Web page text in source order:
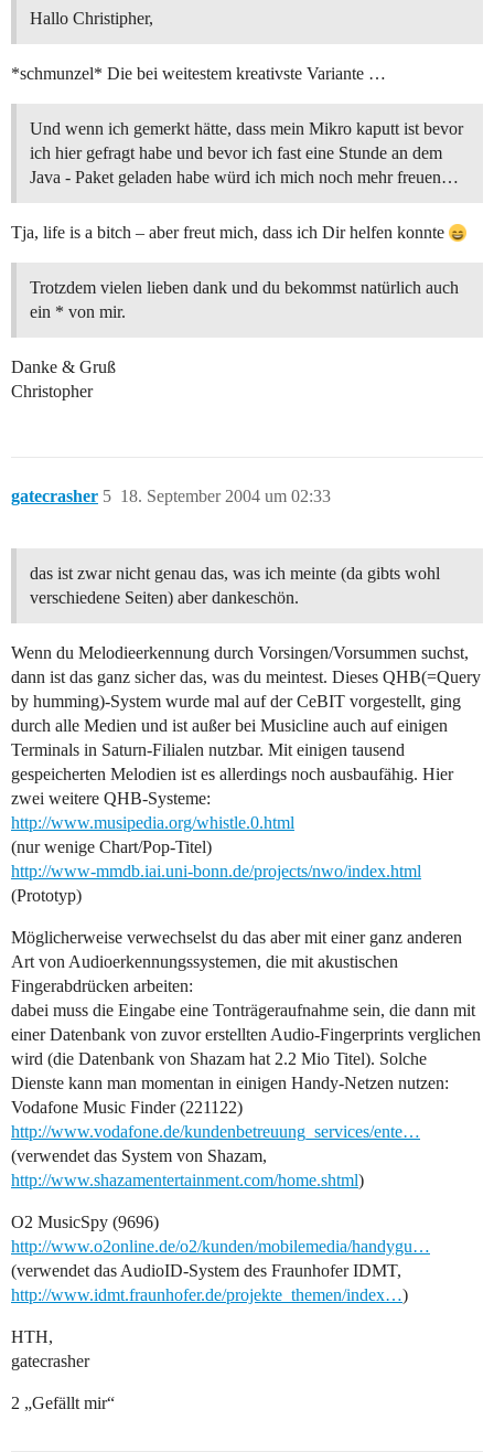
Hallo Christipher,
*schmunzel* Die bei weitestem kreativste Variante …
Und wenn ich gemerkt hätte, dass mein Mikro kaputt ist bevor
ich hier gefragt habe und bevor ich fast eine Stunde an dem
Java - Paket geladen habe würd ich mich noch mehr freuen…
Tja, life is a bitch – aber freut mich, dass ich Dir helfen konnte
Trotzdem vielen lieben dank und du bekommst natürlich auch
ein * von mir.
Danke & Gruß
Christopher
gatecrasher 18. September 2004 um 02:33
5
das ist zwar nicht genau das, was ich meinte (da gibts wohl
verschiedene Seiten) aber dankeschön.
Wenn du Melodieerkennung durch Vorsingen/Vorsummen suchst,
dann ist das ganz sicher das, was du meintest. Dieses QHB(=Query
by humming)-System wurde mal auf der CeBIT vorgestellt, ging
durch alle Medien und ist außer bei Musicline auch auf einigen
Terminals in Saturn-Filialen nutzbar. Mit einigen tausend
gespeicherten Melodien ist es allerdings noch ausbaufähig. Hier
zwei weitere QHB-Systeme:
http://www.musipedia.org/whistle.0.html
(nur wenige Chart/Pop-Titel)
http://www-mmdb.iai.uni-bonn.de/projects/nwo/index.html
(Prototyp)
Möglicherweise verwechselst du das aber mit einer ganz anderen
Art von Audioerkennungssystemen, die mit akustischen
Fingerabdrücken arbeiten:
dabei muss die Eingabe eine Tonträgeraufnahme sein, die dann mit
einer Datenbank von zuvor erstellten Audio-Fingerprints verglichen
wird (die Datenbank von Shazam hat 2.2 Mio Titel). Solche
Dienste kann man momentan in einigen Handy-Netzen nutzen:
Vodafone Music Finder (221122)
http://www.vodafone.de/kundenbetreuung_services/ente…
(verwendet das System von Shazam,
http://www.shazamentertainment.com/home.shtml)
O2 MusicSpy (9696)
http://www.o2online.de/o2/kunden/mobilemedia/handygu…
(verwendet das AudioID-System des Fraunhofer IDMT,
http://www.idmt.fraunhofer.de/projekte_themen/index…)
HTH,
gatecrasher
2 „Gefällt mir“